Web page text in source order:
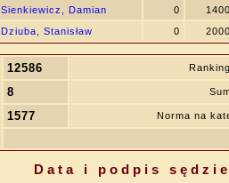
Sienkiewicz, Damian 0 1400
Dziuba, Stanisław 0 2000
12586
8
1577 Norma na
Data i podpis